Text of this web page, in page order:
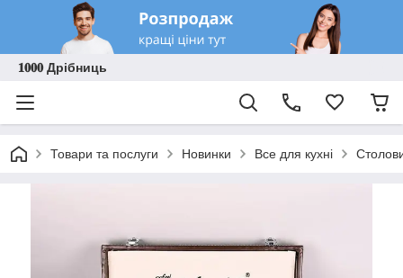
𝟏𝟎𝟎𝟎 Дрібниць
Товари та послуги Новинки Все для кухні